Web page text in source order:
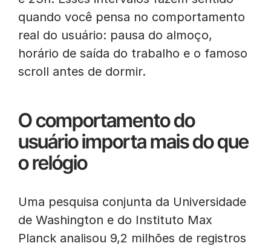
quando você pensa no comportamento
real do usuário: pausa do almoço,
horário de saída do trabalho e o famoso
scroll antes de dormir.
O comportamento do
usuário importa mais do que
o relógio
Uma pesquisa conjunta da Universidade
de Washington e do Instituto Max
Planck analisou 9,2 milhões de registros